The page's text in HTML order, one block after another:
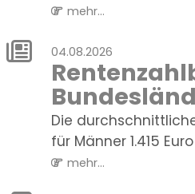
mehr...
04.08.2026
Die
für Männer 1.415
mehr...